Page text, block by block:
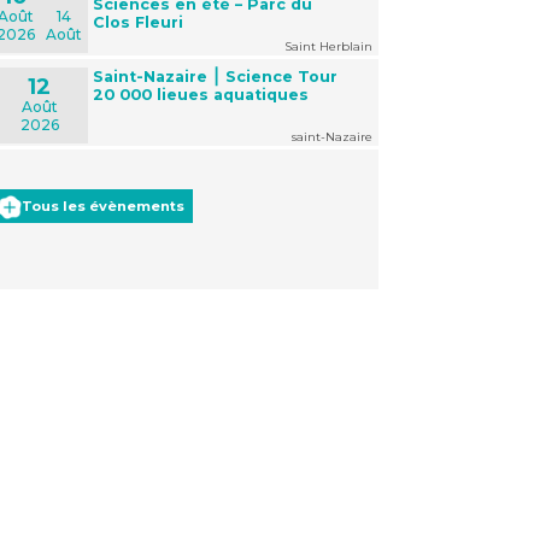
14
Août
Sciences en été – Parc du
Clos Fleuri
Saint Herblain
12
Août
2026
Saint-Nazaire ⎮ Science Tour
20 000 lieues aquatiques
saint-Nazaire
Tous les évènements